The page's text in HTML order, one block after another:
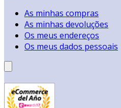
As minhas compras
As minhas devoluções
Os meus endereços
Os meus dados pessoais